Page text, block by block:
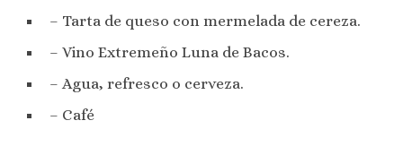
– Tarta de queso con mermelada de cereza.
– Vino Extremeño Luna de Bacos.
– Agua, refresco o cerveza.
– Café